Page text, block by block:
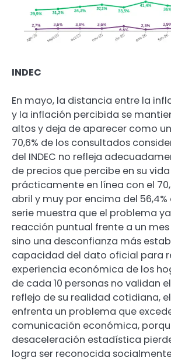
INDEC
En mayo, la distancia entre la
y la inflación percibida se
altos y deja de aparecer como
70,6% de los consultados
del INDEC no refleja
de precios que percibe en su
prácticamente en línea con el
abril y muy por encima del 56,4%
serie muestra que el problema
reacción puntual frente a un
sino una desconfianza más
capacidad del dato oficial para
experiencia económica de los
de cada 10 personas no validan
reflejo de su realidad cotidiana,
enfrenta un problema que
comunicación económica,
desaceleración estadística
logra ser reconocida